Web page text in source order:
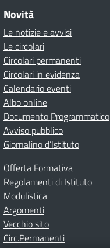
Novità
Le notizie e avvisi
Le circolari
Circolari permanenti
Circolari in evidenza
Calendario eventi
Albo online
Documento Programmatico
Avviso pubblico
Giornalino d’Istituto
Offerta Formativa
Regolamenti di Istituto
Modulistica
Argomenti
Vecchio sito
Circ.Permanenti